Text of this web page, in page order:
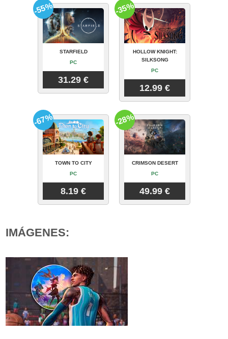
STARFIELD
PC
31.29 €
-55%
HOLLOW KNIGHT:
SILKSONG
PC
12.99 €
-35%
TOWN TO CITY
PC
8.19 €
-67%
CRIMSON DESERT
PC
49.99 €
-28%
IMÁGENES: